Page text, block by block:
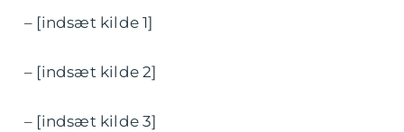
– [indsæt kilde 1]
– [indsæt kilde 2]
– [indsæt kilde 3]